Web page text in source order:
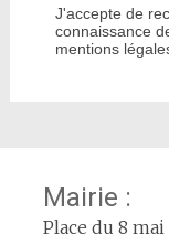
J'accepte de
connaissance
mentions
Mairie :
Place du 8 mai